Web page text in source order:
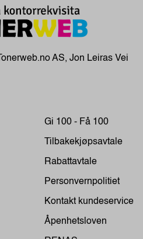
AS, Jon Leiras Vei
Gi 100 - Få 100
Tilbakekjøpsavtale
Rabattavtale
Personvernpolitiet
Kontakt kundeservice
Åpenhetsloven